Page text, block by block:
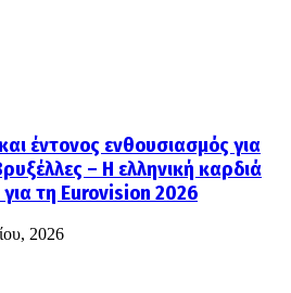
έντονος ενθουσιασμός για
– Η ελληνική καρδιά
τη Eurovision 2026
2026